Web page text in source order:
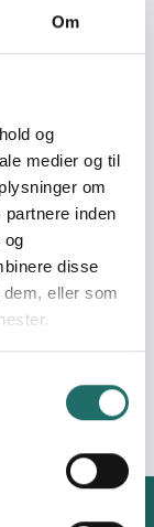
Om
og
medier og til
om
inden
og
disse
eller som
på
fra